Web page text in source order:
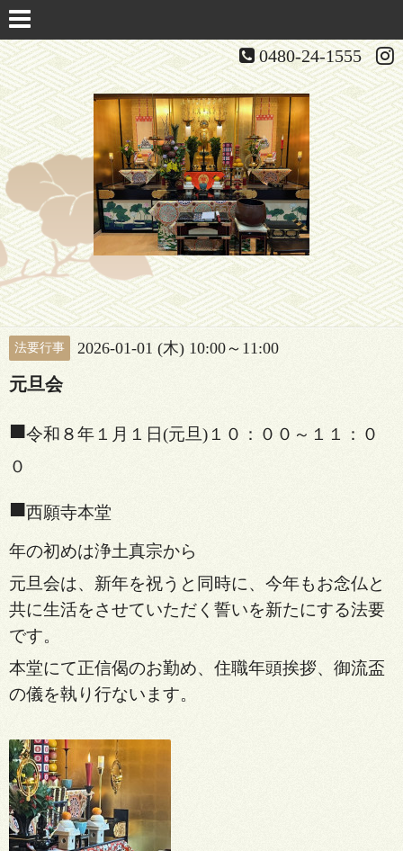
0480-24-1555
法要行事 2026-01-01 (木) 10:00～11:00
元旦会
■令和８年１月１日(元旦)１０：００～１１：０
０
■西願寺本堂
年の初めは浄土真宗から
元旦会は、新年を祝うと同時に、今年もお念仏と
共に生活をさせていただく誓いを新たにする法要
です。
本堂にて正信偈のお勤め、住職年頭挨拶、御流盃
の儀を執り行ないます。